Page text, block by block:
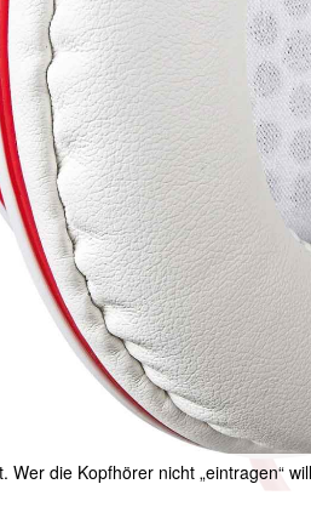
Wer die Kopfhörer nicht „eintragen“